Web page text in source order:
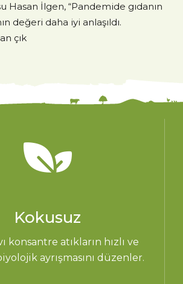
Hasan İlgen, “Pandemide gıdanın
değeri daha iyi anlaşıldı.
çık
Kokusuz
konsantre atıkların hızlı ve
ayrışmasını düzenler.